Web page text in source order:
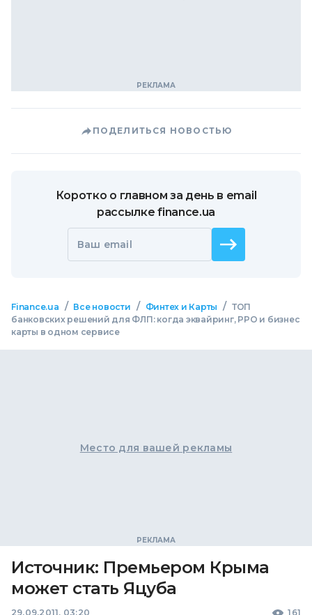
ПОДЕЛИТЬСЯ НОВОСТЬЮ
Коротко о главном за день в email
рассылке finance.ua
Ваш email
Finance.ua / Все новости / Финтех и Карты / ТОП
банковских решений для ФЛП: когда эквайринг, РРО и бизнес
карты в одном сервисе
Место для вашей рекламы
Источник: Премьером Крыма
может стать Яцуба
29.09.2011, 03:20 161